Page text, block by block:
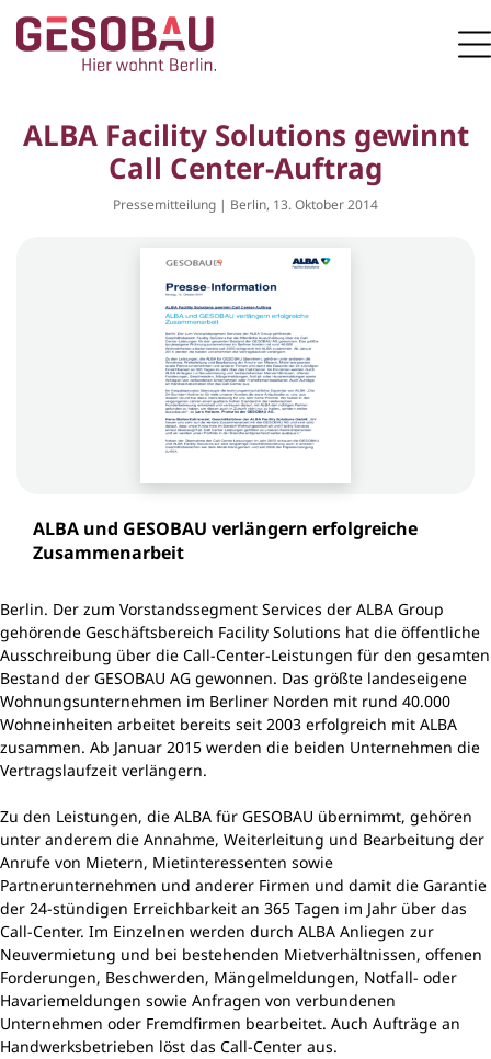
ZUM HAUPTINHALT SPRINGEN
Zur Startseite
ALBA Facility Solutions gewinnt
Call Center-Auftrag
Pressemitteilung | Berlin, 13. Oktober 2014
ALBA und GESOBAU verlängern erfolgreiche
Zusammenarbeit
Berlin. Der zum Vorstandssegment Services der ALBA Group
gehörende Geschäftsbereich Facility Solutions hat die öffentliche
Ausschreibung über die Call-Center-Leistungen für den gesamten
Bestand der GESOBAU AG gewonnen. Das größte landeseigene
Wohnungsunternehmen im Berliner Norden mit rund 40.000
Wohneinheiten arbeitet bereits seit 2003 erfolgreich mit ALBA
zusammen. Ab Januar 2015 werden die beiden Unternehmen die
Vertragslaufzeit verlängern.
Zu den Leistungen, die ALBA für GESOBAU übernimmt, gehören
unter anderem die Annahme, Weiterleitung und Bearbeitung der
Anrufe von Mietern, Mietinteressenten sowie
Partnerunternehmen und anderer Firmen und damit die Garantie
der 24-stündigen Erreichbarkeit an 365 Tagen im Jahr über das
Call-Center. Im Einzelnen werden durch ALBA Anliegen zur
Neuvermietung und bei bestehenden Mietverhältnissen, offenen
Forderungen, Beschwerden, Mängelmeldungen, Notfall- oder
Havariemeldungen sowie Anfragen von verbundenen
Unternehmen oder Fremdfirmen bearbeitet. Auch Aufträge an
Handwerksbetrieben löst das Call-Center aus.